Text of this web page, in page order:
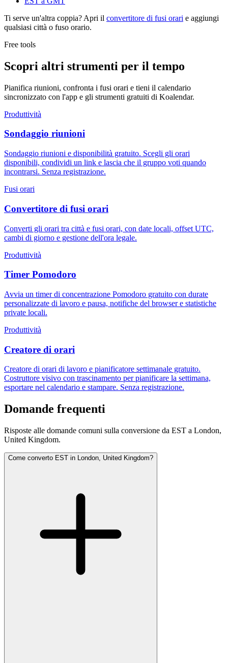
Ti serve un'altra coppia? Apri il convertitore di fusi orari e aggiungi
qualsiasi città o fuso orario.
Free tools
Scopri altri strumenti per il tempo
Pianifica riunioni, confronta i fusi orari e tieni il calendario
sincronizzato con l'app e gli strumenti gratuiti di Koalendar.
Produttività
Sondaggio riunioni
Sondaggio riunioni e disponibilità gratuito. Scegli gli orari
disponibili, condividi un link e lascia che il gruppo voti quando
incontrarsi. Senza registrazione.
Fusi orari
Convertitore di fusi orari
Converti gli orari tra città e fusi orari, con date locali, offset UTC,
cambi di giorno e gestione dell'ora legale.
Produttività
Timer Pomodoro
Avvia un timer di concentrazione Pomodoro gratuito con durate
personalizzate di lavoro e pausa, notifiche del browser e statistiche
private locali.
Produttività
Creatore di orari
Creatore di orari di lavoro e pianificatore settimanale gratuito.
Costruttore visivo con trascinamento per pianificare la settimana,
esportare nel calendario e stampare. Senza registrazione.
Domande frequenti
Risposte alle domande comuni sulla conversione da EST a London,
United Kingdom.
Come converto EST in London, United Kingdom?